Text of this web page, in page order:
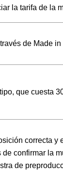
la tarifa de la
de Made
que cuesta
correcta
confirmar la
de